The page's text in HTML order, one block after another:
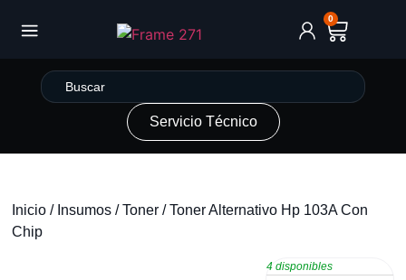
0
Servicio Técnico
Inicio / Insumos /Toner / Toner Alternativo Hp 103A Con
Chip
4 disponibles